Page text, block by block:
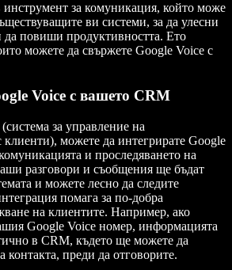
инструмент за комуникация, който може
ви системи, за да улесни
да повиши продуктивността. Ето
можете да свържете Google Voice с
Voice с вашето CRM
за управление на
можете да интегрирате Google
и проследяването на
разговори и съобщения ще бъдат
и можете лесно да следите
помага за по-добра
на клиентите. Например, ако
Google Voice номер, информацията
в CRM, където ще можете да
контакта, преди да отговорите.